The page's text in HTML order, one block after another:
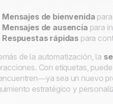
Mensajes de bienvenida
Mensajes de ausencia para
Respuestas rápidas para
de la automatización, la
Con etiquetas,
sea un nuevo
estratégico y